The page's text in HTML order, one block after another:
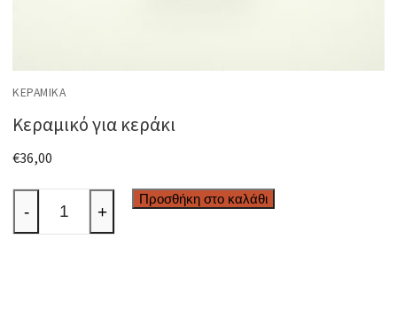
ΚΕΡΑΜΙΚΆ
Κεραμικό για κεράκι
€36,00
Κεραμικό
για
- +
Προσθήκη στο καλάθι